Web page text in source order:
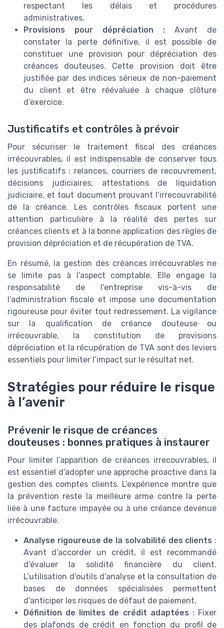
respectant les délais et procédures
administratives.
Provisions pour dépréciation : Avant de
constater la perte définitive, il est possible de
constituer une provision pour dépréciation des
créances douteuses. Cette provision doit être
justifiée par des indices sérieux de non-paiement
du client et être réévaluée à chaque clôture
d’exercice.
Justificatifs et contrôles à prévoir
Pour sécuriser le traitement fiscal des créances
irrécouvrables, il est indispensable de conserver tous
les justificatifs : relances, courriers de recouvrement,
décisions judiciaires, attestations de liquidation
judiciaire, et tout document prouvant l’irrecouvrabilité
de la créance. Les contrôles fiscaux portent une
attention particulière à la réalité des pertes sur
créances clients et à la bonne application des règles de
provision dépréciation et de récupération de TVA.
En résumé, la gestion des créances irrécouvrables ne
se limite pas à l’aspect comptable. Elle engage la
responsabilité de l’entreprise vis-à-vis de
l’administration fiscale et impose une documentation
rigoureuse pour éviter tout redressement. La vigilance
sur la qualification de créance douteuse ou
irrécouvrable, la constitution de provisions
dépréciation et la récupération de TVA sont des leviers
essentiels pour limiter l’impact sur le résultat net.
Stratégies pour réduire le risque
à l’avenir
Prévenir le risque de créances
douteuses : bonnes pratiques à instaurer
Pour limiter l’apparition de créances irrecouvrables, il
est essentiel d’adopter une approche proactive dans la
gestion des comptes clients. L’expérience montre que
la prévention reste la meilleure arme contre la perte
liée à une facture impayée ou à une créance devenue
irrécouvrable.
Analyse rigoureuse de la solvabilité des clients :
Avant d’accorder un crédit, il est recommandé
d’évaluer la solidité financière du client.
L’utilisation d’outils d’analyse et la consultation de
bases de données spécialisées permettent
d’anticiper les risques de défaut de paiement.
Définition de limites de crédit adaptées : Fixer
des plafonds de crédit en fonction du profil de